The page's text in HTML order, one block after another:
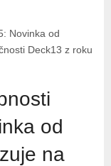
Novinka od
Deck13 z roku
od
na